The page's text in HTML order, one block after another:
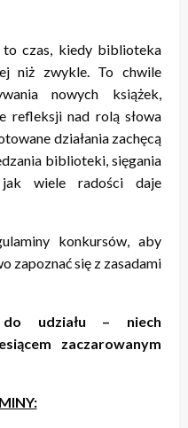
czas, kiedy biblioteka
niż zwykle. To chwile
nowych książek,
refleksji nad rolą słowa
działania zachęcą
biblioteki, sięgania
wiele radości daje
konkursów, aby
zapoznać się z zasadami
do udziału – niech
zaczarowanym